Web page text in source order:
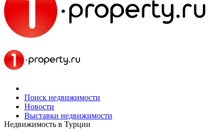
Поиск недвижимости
Новости
Выставки недвижимости
Недвижимость в Турции